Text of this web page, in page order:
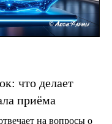
что делает
приёма
на вопросы о